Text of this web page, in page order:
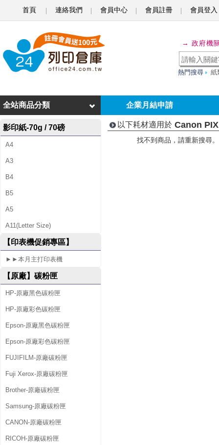
首頁 連絡我們 會員中心 會員註冊 會員登入
n
n
P
I
X
M
0
0
0
D
→ 政府機
熱門搜尋 紙
企業月結申請
全站商品分類
影印紙-70g / 70磅
A4
A3
B4
B5
A5
A11(Letter Size)
【印表機促銷專區】
►►本月主打印表機
【原廠】碳粉匣
HP-原廠黑色碳粉匣
HP-原廠彩色碳粉匣
Epson-原廠黑色碳粉匣
Epson-原廠彩色碳粉匣
FUJIFILM-原廠碳粉匣
Fuji Xerox-原廠碳粉匣
Brother-原廠碳粉匣
Samsung-原廠碳粉匣
CANON-原廠碳粉匣
RICOH-原廠碳粉匣
以下耗材適用於 Canon
找不到商品，請重新搜尋。